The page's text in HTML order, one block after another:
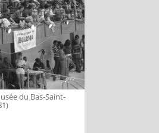
du Bas-Saint-